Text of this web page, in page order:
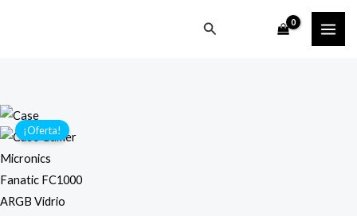
Buscar
¡Oferta!